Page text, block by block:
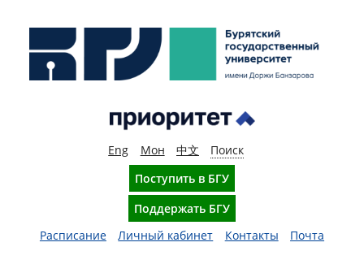
Eng Мон 中文
Поиск
Поступить в БГУ
Поддержать БГУ
Расписание
Личный кабинет Контакты Почта